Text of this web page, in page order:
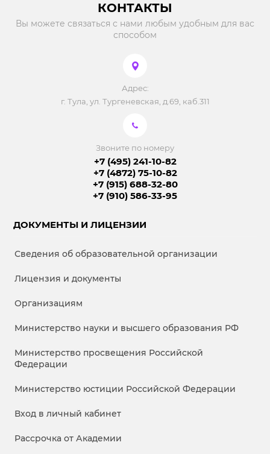
КОНТАКТЫ
Вы можете связаться с нами любым удобным для вас
способом
Адрес:
г. Тула, ул. Тургеневская, д.69, каб.311
Звоните по номеру
+7 (495) 241-10-82
+7 (4872) 75-10-82
+7 (915) 688-32-80
+7 (910) 586-33-95
ДОКУМЕНТЫ И ЛИЦЕНЗИИ
Сведения об образовательной организации
Лицензия и документы
Организациям
Министерство науки и высшего образования РФ
Министерство просвещения Российской
Федерации
Министерство юстиции Российской Федерации
Вход в личный кабинет
Рассрочка от Академии